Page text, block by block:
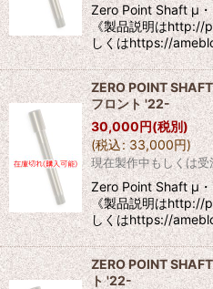
Zero Point Shaft μ
《製品説明はhttp://
しくはhttps://
ZERO POINT
フロント '22-
30,000円(税別)
(税込: 33,000円)
現在製作中もしくは受
Zero Point Shaft μ
《製品説明はhttp://
しくはhttps://
ZERO POINT
ト '22-